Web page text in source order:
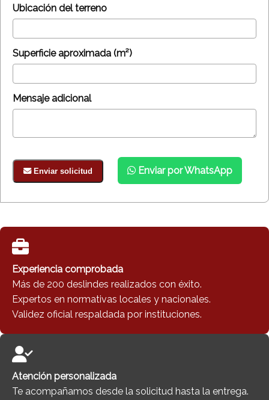
Ubicación del terreno
Superficie aproximada (m²)
Mensaje adicional
Enviar solicitud Enviar por WhatsApp
Experiencia comprobada
Más de 200 deslindes realizados con éxito.
Expertos en normativas locales y nacionales.
Validez oficial respaldada por instituciones.
Atención personalizada
Te acompañamos desde la solicitud hasta la entrega.